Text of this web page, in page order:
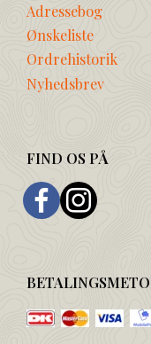
Adressebog
Ønskeliste
Ordrehistorik
Nyhedsbrev
FIND OS PÅ